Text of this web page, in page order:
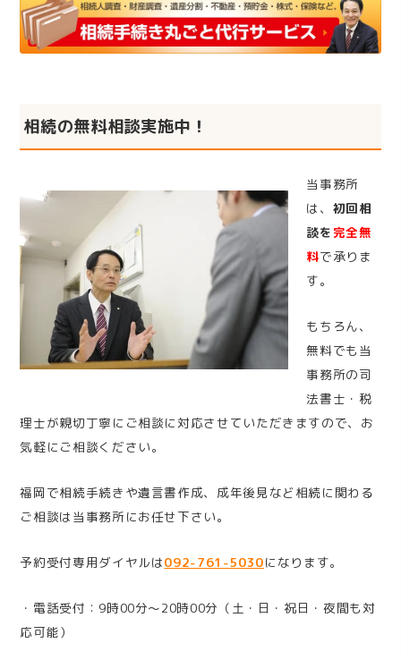
相続の無料相談実施中！
当事務所
は、 初回相
談を 完全無
料で承りま
す。
もちろん、
無料でも当
事務所の司
法書士・税
理士が親切丁寧にご相談に対応させていただきますので、お
気軽にご相談ください。
福岡で相続手続きや遺言書作成、成年後見など相続に関わる
ご相談は当事務所にお任せ下さい。
予約受付専用ダイヤルは092-761-5030になります。
・電話受付：9時00分～20時00分（土・日・祝日・夜間も対
応可能）